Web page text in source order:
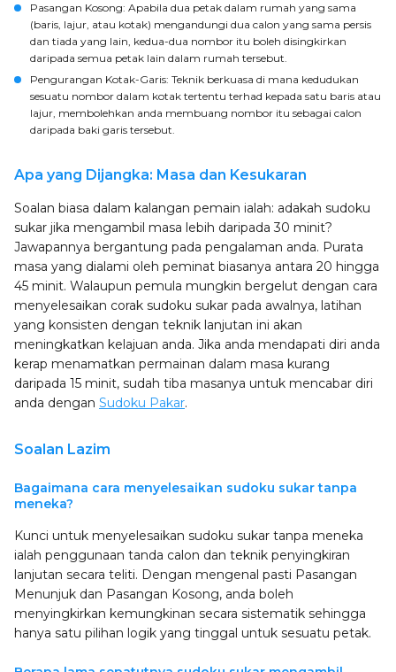
Pasangan Kosong: Apabila dua petak dalam rumah yang sama
(baris, lajur, atau kotak) mengandungi dua calon yang sama persis
dan tiada yang lain, kedua-dua nombor itu boleh disingkirkan
daripada semua petak lain dalam rumah tersebut.
Pengurangan Kotak-Garis: Teknik berkuasa di mana kedudukan
sesuatu nombor dalam kotak tertentu terhad kepada satu baris atau
lajur, membolehkan anda membuang nombor itu sebagai calon
daripada baki garis tersebut.
Apa yang Dijangka: Masa dan Kesukaran
Soalan biasa dalam kalangan pemain ialah: adakah sudoku
sukar jika mengambil masa lebih daripada 30 minit?
Jawapannya bergantung pada pengalaman anda. Purata
masa yang dialami oleh peminat biasanya antara 20 hingga
45 minit. Walaupun pemula mungkin bergelut dengan cara
menyelesaikan corak sudoku sukar pada awalnya, latihan
yang konsisten dengan teknik lanjutan ini akan
meningkatkan kelajuan anda. Jika anda mendapati diri anda
kerap menamatkan permainan dalam masa kurang
daripada 15 minit, sudah tiba masanya untuk mencabar diri
anda dengan Sudoku Pakar.
Soalan Lazim
Bagaimana cara menyelesaikan sudoku sukar tanpa
meneka?
Kunci untuk menyelesaikan sudoku sukar tanpa meneka
ialah penggunaan tanda calon dan teknik penyingkiran
lanjutan secara teliti. Dengan mengenal pasti Pasangan
Menunjuk dan Pasangan Kosong, anda boleh
menyingkirkan kemungkinan secara sistematik sehingga
hanya satu pilihan logik yang tinggal untuk sesuatu petak.